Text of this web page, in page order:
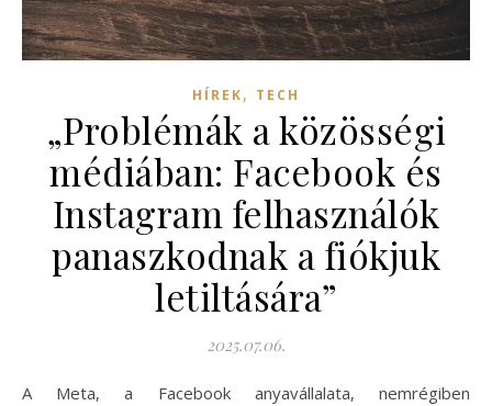
HÍREK, TECH
„Problémák a közösségi
médiában: Facebook és
Instagram felhasználók
panaszkodnak a fiókjuk
letiltására”
2025.07.06.
A Meta, a Facebook anyavállalata, nemrégiben